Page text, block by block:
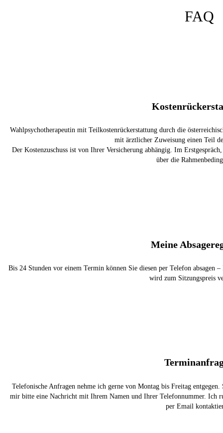
FAQ
Wahlpsychotherapeutin mit Teilkostenrückerstattung durch die
mit ärztlicher Zuweisung einen Teil
Der Kostenzuschuss ist von Ihrer Versicherung abhängig. Im
über die
Meine
Bis 24 Stunden vor einem Termin können Sie diesen per Telefon absagen
wird zum Sitzungspreis
Telefonische Anfragen nehme ich gerne von Montag bis Freitag
mir bitte eine Nachricht mit Ihrem Namen und Ihrer Telefonnummer. Ich
per Email